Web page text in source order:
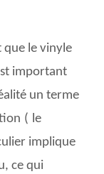
que le vinyle
important
un terme
( le
implique
ce qui